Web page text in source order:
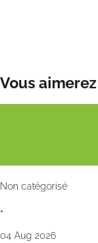
Vous
Non catégorisé
•
04 Aug 2026